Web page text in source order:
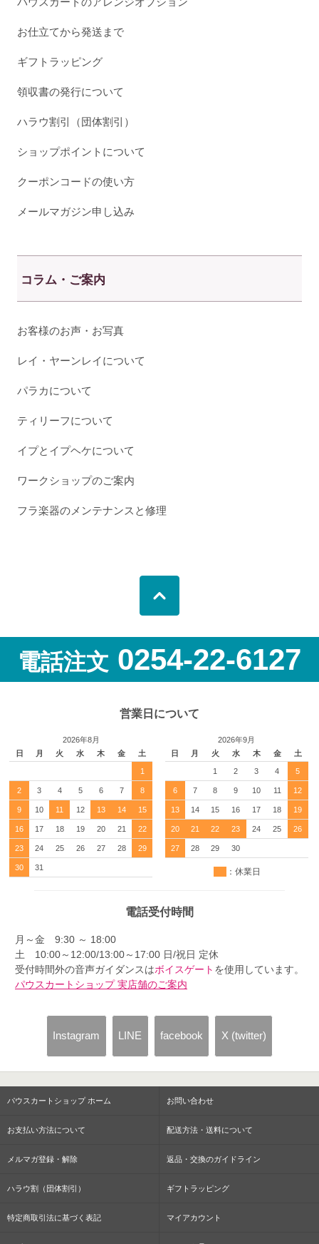
お仕立てから発送まで
ギフトラッピング
領収書の発行について
ハラウ割引（団体割引）
ショップポイントについて
クーポンコードの使い方
メールマガジン申し込み
コラム・ご案内
お客様のお声・お写真
レイ・ヤーンレイについて
パラカについて
ティリーフについて
イプとイプヘケについて
ワークショップのご案内
フラ楽器のメンテナンスと修理
電話注文 0254-22-6127
営業日について
2026年8月
日
月 火 水 木 金 土
1
2 3 4 5 6 7 8
9 10 11 12 13 14 15
16 17 18 19 20 21 22
23 24 25 26 27 28 29
30 31
2026年9月
日
月 火 水 木 金 土
1 2 3 4 5
6 7 8 9 10 11 12
13 14 15 16 17 18 19
20 21 22 23 24 25 26
27 28 29 30
：休業日
電話受付時間
月～金 9:30 ～ 18:00
土 10:00～12:00/13:00～17:00 日/祝日 定休
受付時間外の音声ガイダンスはボイスゲート を使用しています。
パウスカートショップ 実店舗のご案内
Instagram LINE facebook X (twitter)
パウスカートショップ ホーム お問い合わせ
お支払い方法について 配送方法・送料について
メルマガ登録・解除 返品・交換のガイドライン
ハラウ割（団体割引） ギフトラッピング
特定商取引法に基づく表記 マイアカウント